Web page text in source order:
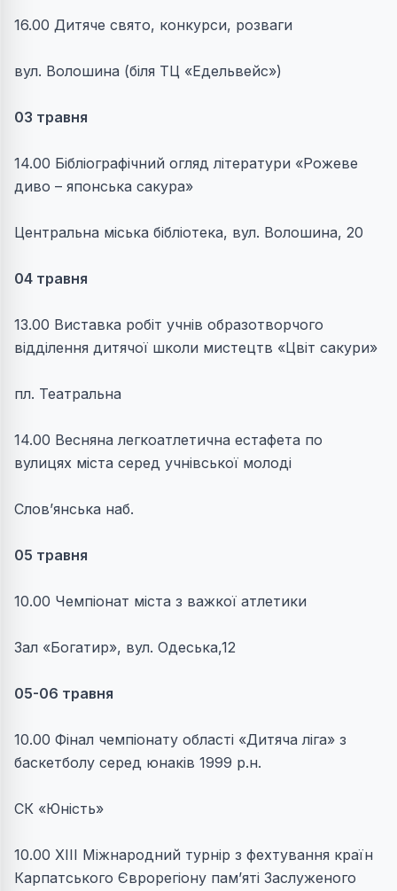
16.00 Дитяче свято, конкурси, розваги
вул. Волошина (біля ТЦ «Едельвейс»)
03 травня
14.00 Бібліографічний огляд літератури «Рожеве
диво – японська сакура»
Центральна міська бібліотека, вул. Волошина, 20
04 травня
13.00 Виставка робіт учнів образотворчого
відділення дитячої школи мистецтв «Цвіт сакури»
пл. Театральна
14.00 Весняна легкоатлетична естафета по
вулицях міста серед учнівської молоді
Слов’янська наб.
05 травня
10.00 Чемпіонат міста з важкої атлетики
Зал «Богатир», вул. Одеська,12
05-06 травня
10.00 Фінал чемпіонату області «Дитяча ліга» з
баскетболу серед юнаків 1999 р.н.
СК «Юність»
10.00 ХІІІ Міжнародний турнір з фехтування країн
Карпатського Єврорегіону пам’яті Заслуженого